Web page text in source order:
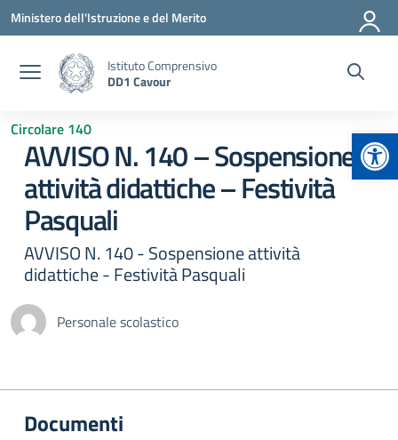
Vai ai contenuti
Vai al menu di navigazione
Vai al footer
Ministero dell'Istruzione e del Merito
Istituto Comprensivo
DD1 Cavour
Circolare 140
AVVISO N. 140 – Sospensione
attività didattiche – Festività
Pasquali
AVVISO N. 140 - Sospensione attività
didattiche - Festività Pasquali
Personale scolastico
Documenti